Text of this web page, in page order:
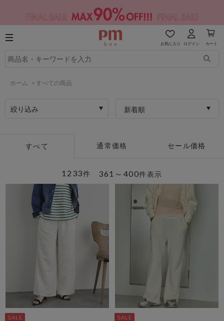
お気に入り ログイン カート
ホーム > すべての商品
絞り込み 新着順
すべて 通常価格 セール価格
361～400件表示
1233件